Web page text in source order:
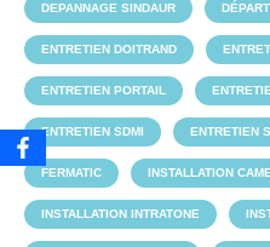
DEPANNAGE SINDAUR
ENTRETIEN DOITRAND
ENTRETIEN PORTAIL
ENTRETIEN SDMI ENTRETIEN
FERMATIC INSTALLATION
INSTALLATION INTRATONE